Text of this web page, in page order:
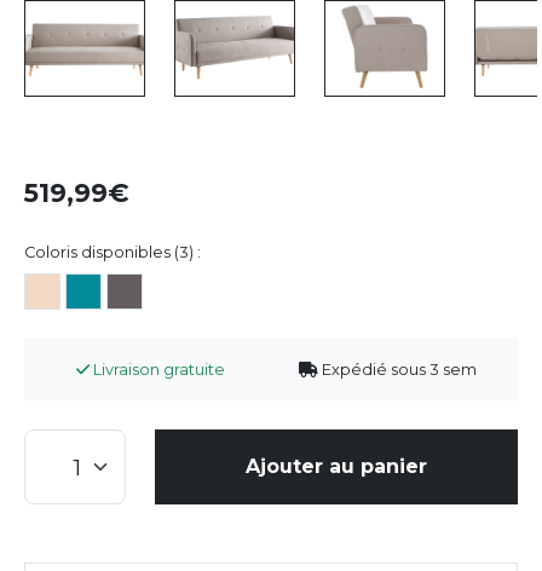
519,99
Coloris disponibles (3) :
Livraison gratuite Expédié sous 3 sem
Ajouter au panier